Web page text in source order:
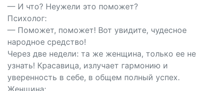
— И что? Неужели это поможет?
Психолог:
— Поможет, поможет! Вот увидите, чудесное
народное средство!
Через две недели: та же женщина, только ее не
узнать! Красавица, излучает гармонию и
уверенность в себе, в общем полный успех.
Женщина: